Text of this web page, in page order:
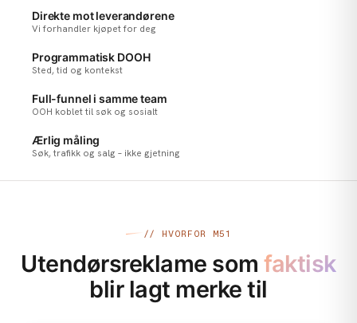
Direkte mot leverandørene
Vi forhandler kjøpet for deg
Programmatisk DOOH
Sted, tid og kontekst
Full-funnel i samme team
OOH koblet til søk og sosialt
Ærlig måling
Søk, trafikk og salg – ikke gjetning
// HVORFOR M51
Utendørsreklame somfaktisk
blir lagt merke til